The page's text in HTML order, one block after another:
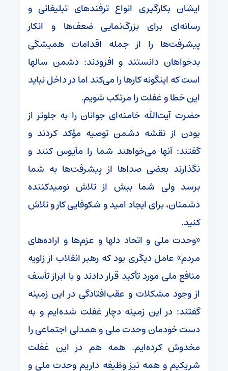
ایشان بکارگیری انواع ترفندهای تبلیغاتی و
رسانه‌ای برای بزرگ‌نمایی ضعف‌ها و انکار
پیشرفت‌ها را از جمله اقدامات همیشگی
بدخواهان دانستند و افزودند: دشمن سالها
است که اینگونه کارها را می‌کند اما در داخل نباید
این خطا و غفلت را مرتکب شویم.
حضرت آیت‌الله خامنه‌ای جوانان را به جلوتر از
بودن از نقشه دشمن توصیه مؤکد کردند و
گفتند: آنها می‌خواهند شما را مأیوس کنند و
نگذارند بعضی صداها از پیشرفت‌ها به شما
برسد ولی شما بیش از تلاش نومیدکننده
دشمنان، برای ایجاد امید و شکوفایی کار و تلاش
کنید.
«وحدت ملی و اتحاد دلها و عزم‌ها و اراده‌های
مردم» عامل دیگری بود که رهبر انقلاب از زاویه
منافع ملی مورد تأکید قرار دادند و با ابراز تأسف
از وجود مشکلات و عقب‌افتادگی در این زمینه
گفتند: در این زمینه دچار غفلت شده‌ایم و به
دست خودمان وحدت ملی و همدلی اجتماعی را
مخدوش کرده‌ایم. همه هم در این غفلت
شریکیم و همه نیز وظیفه داریم وحدت ملی و